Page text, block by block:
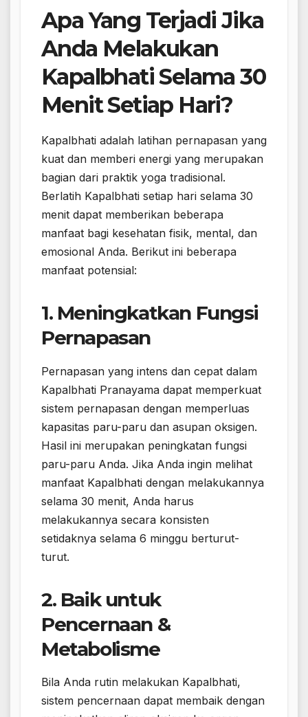
Apa Yang Terjadi Jika
Anda Melakukan
Kapalbhati Selama 30
Menit Setiap Hari?
Kapalbhati adalah latihan pernapasan yang
kuat dan memberi energi yang merupakan
bagian dari praktik yoga tradisional.
Berlatih Kapalbhati setiap hari selama 30
menit dapat memberikan beberapa
manfaat bagi kesehatan fisik, mental, dan
emosional Anda. Berikut ini beberapa
manfaat potensial:
1. Meningkatkan Fungsi
Pernapasan
Pernapasan yang intens dan cepat dalam
Kapalbhati Pranayama dapat memperkuat
sistem pernapasan dengan memperluas
kapasitas paru-paru dan asupan oksigen.
Hasil ini merupakan peningkatan fungsi
paru-paru Anda. Jika Anda ingin melihat
manfaat Kapalbhati dengan melakukannya
selama 30 menit, Anda harus
melakukannya secara konsisten
setidaknya selama 6 minggu berturut-
turut.
2. Baik untuk
Pencernaan &
Metabolisme
Bila Anda rutin melakukan Kapalbhati,
sistem pencernaan dapat membaik dengan